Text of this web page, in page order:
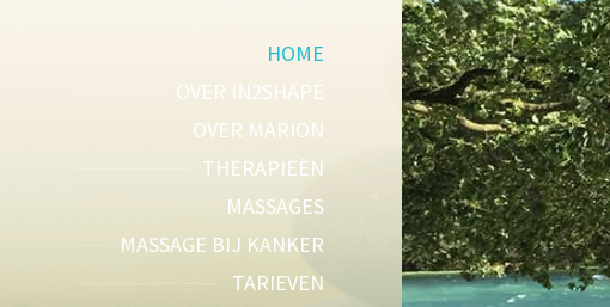
HOME
OVER IN2SHAPE
OVER MARION
THERAPIEËN
MASSAGES
MASSAGE BIJ KANKER
TARIEVEN